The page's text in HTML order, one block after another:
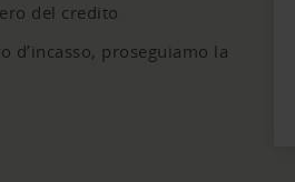
del credito
d’incasso, proseguiamo la